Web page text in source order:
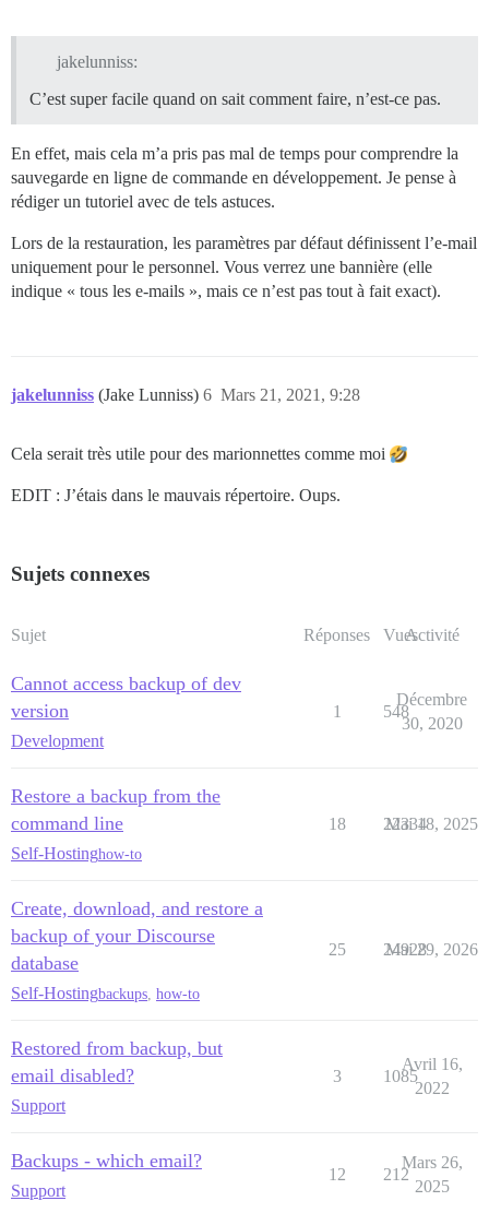
jakelunniss:
C’est super facile quand on sait comment faire, n’est-ce pas.
En effet, mais cela m’a pris pas mal de temps pour comprendre la
sauvegarde en ligne de commande en développement. Je pense à
rédiger un tutoriel avec de tels astuces.
Lors de la restauration, les paramètres par défaut définissent l’e-mail
uniquement pour le personnel. Vous verrez une bannière (elle
indique « tous les e-mails », mais ce n’est pas tout à fait exact).
jakelunniss (Jake Lunniss) Mars 21, 2021, 9:28
6
Cela serait très utile pour des marionnettes comme moi
EDIT : J’étais dans le mauvais répertoire. Oups.
Sujets connexes
Sujet Réponses VuesActivité
Cannot access backup of dev
version
Development
1 548
Décembre
30, 2020
Restore a backup from the
command line
Self-Hostinghow-to
18 22334
Mai 18, 2025
Create, download, and restore a
backup of your Discourse
database
Self-Hostingbackups how-to
25 24928
Mai 29, 2026
Restored from backup, but
email disabled?
Support
3 1085
Avril 16,
2022
Backups - which email?
Support
12 212
Mars 26,
2025